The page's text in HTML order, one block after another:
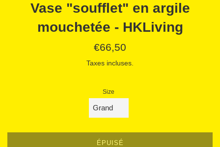
Vase "soufflet" en argile
mouchetée - HKLiving
Prix
€66,50
Taxes incluses.
Size
ÉPUISÉ